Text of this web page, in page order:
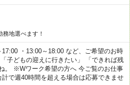
地選べます！
・13:00～18:00 など、ご希望のお時
子どもの迎えに行きたい」 「できれば残
。 ※Wワーク希望の方へ 今ご覧のお仕事
で週40時間を超える場合は応募できませ